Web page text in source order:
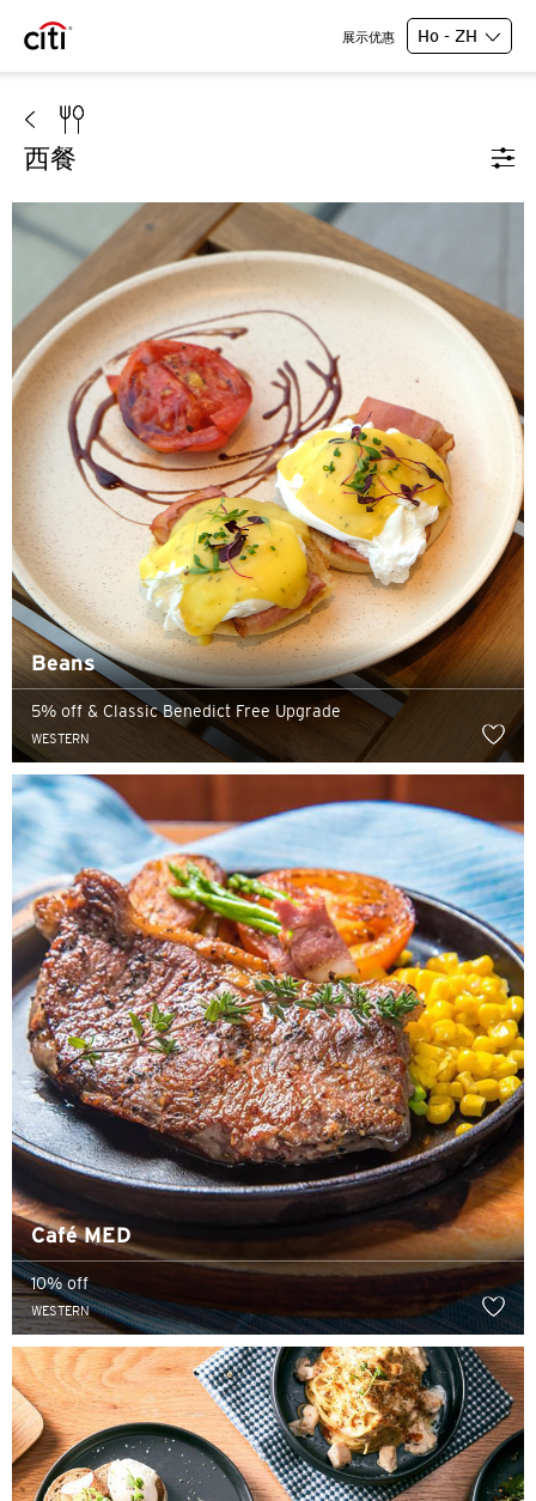
展示优惠 Ho - ZH
西餐
Beans
5% off & Classic Benedict Free Upgrade
WESTERN
Café MED
10% off
WESTERN